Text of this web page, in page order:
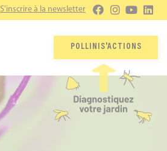
S'inscrire à la newsletter
POLLINIS'ACTIONS